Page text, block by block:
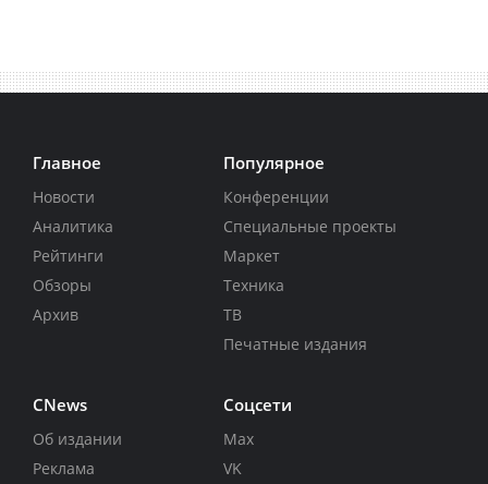
Главное
Новости
Аналитика
Рейтинги
Обзоры
Архив
Популярное
Конференции
Специальные проекты
Маркет
Техника
ТВ
Печатные издания
CNews
Об издании
Реклама
Соцсети
Max
VK